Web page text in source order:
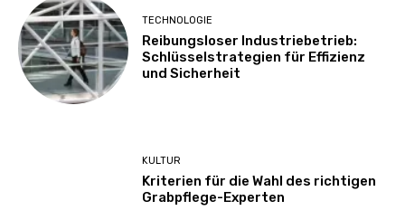
TECHNOLOGIE
Reibungsloser Industriebetrieb:
Schlüsselstrategien für Effizienz
und Sicherheit
KULTUR
Kriterien für die Wahl des richtigen
Grabpflege-Experten